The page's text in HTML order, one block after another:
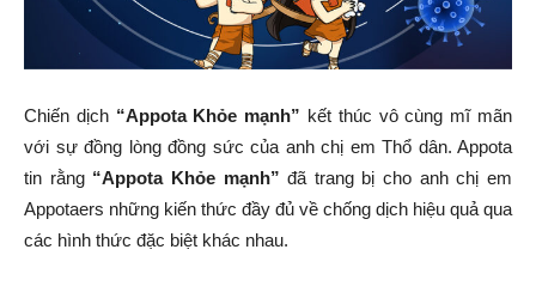
Chiến dịch“Appota Khỏe mạnh” kết thúc vô cùng mĩ mãn
với sự đồng lòng đồng sức của anh chị em Thổ dân. Appota
tin rằng “Appota Khỏe mạnh” đã trang bị cho anh chị em
Appotaers những kiến thức đầy đủ về chống dịch hiệu quả qua
các hình thức đặc biệt khác nhau.